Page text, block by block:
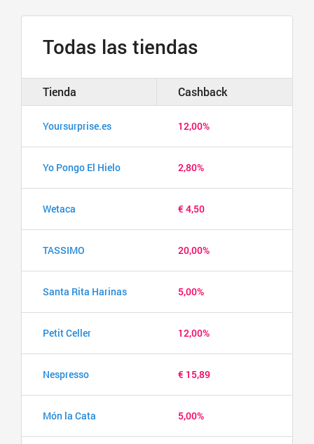
Todas las tiendas
Tienda Cashback
Yoursurprise.es 12,00%
Yo Pongo El Hielo 2,80%
Wetaca € 4,50
TASSIMO 20,00%
Santa Rita Harinas 5,00%
Petit Celler 12,00%
Nespresso € 15,89
Món la Cata 5,00%